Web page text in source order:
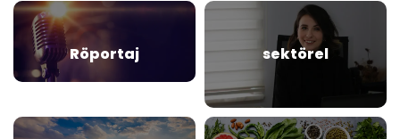
Röportaj sektörel